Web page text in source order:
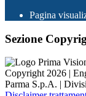
Pagina
Sezione
Copyright 2026 |
Parma S.p.A. |